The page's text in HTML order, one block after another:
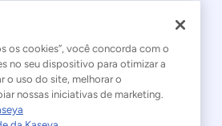
os direitos reservados.
Brasileiro
os cookies”, você concorda com o
no seu dispositivo para otimizar a
o uso do site, melhorar o
nossas iniciativas de marketing.